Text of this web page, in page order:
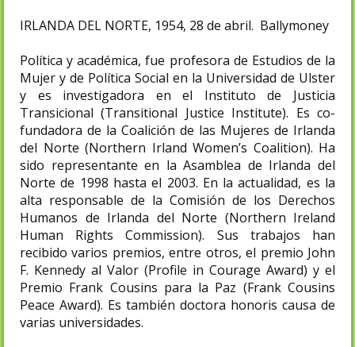
IRLANDA DEL NORTE, 1954, 28 de abril. Ballymoney
Política y académica, fue profesora de Estudios de la
Mujer y de Política Social en la Universidad de Ulster
y es investigadora en el Instituto de Justicia
Transicional (Transitional Justice Institute). Es co-
fundadora de la Coalición de las Mujeres de Irlanda
del Norte (Northern Irland Women’s Coalition). Ha
sido representante en la Asamblea de Irlanda del
Norte de 1998 hasta el 2003. En la actualidad, es la
alta responsable de la Comisión de los Derechos
Humanos de Irlanda del Norte (Northern Ireland
Human Rights Commission). Sus trabajos han
recibido varios premios, entre otros, el premio John
F. Kennedy al Valor (Profile in Courage Award) y el
Premio Frank Cousins para la Paz (Frank Cousins
Peace Award). Es también doctora honoris causa de
varias universidades.